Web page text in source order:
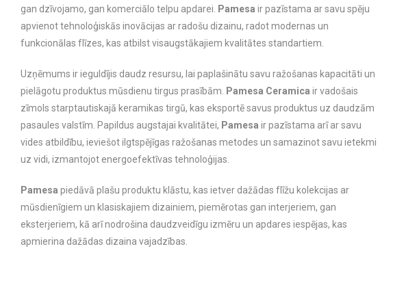
gan dzīvojamo, gan komerciālo telpu apdarei. Pamesa ir pazīstama ar savu spēju
apvienot tehnoloģiskās inovācijas ar radošu dizainu, radot modernas un
funkcionālas flīzes, kas atbilst visaugstākajiem kvalitātes standartiem.
Uzņēmums ir ieguldījis daudz resursu, lai paplašinātu savu ražošanas kapacitāti un
pielāgotu produktus mūsdienu tirgus prasībām. Pamesa Ceramica ir vadošais
zīmols starptautiskajā keramikas tirgū, kas eksportē savus produktus uz daudzām
pasaules valstīm. Papildus augstajai kvalitātei, Pamesa ir pazīstama arī ar savu
vides atbildību, ieviešot ilgtspējīgas ražošanas metodes un samazinot savu ietekmi
uz vidi, izmantojot energoefektīvas tehnoloģijas.
Pamesa piedāvā plašu produktu klāstu, kas ietver dažādas flīžu kolekcijas ar
mūsdienīgiem un klasiskajiem dizainiem, piemērotas gan interjeriem, gan
eksterjeriem, kā arī nodrošina daudzveidīgu izmēru un apdares iespējas, kas
apmierina dažādas dizaina vajadzības.